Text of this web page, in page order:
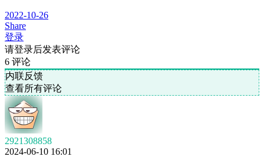
2022-10-26
Share
登录
请登录后发表评论
6 评论
内联反馈
查看所有评论
2921308858
2024-06-10 16:01